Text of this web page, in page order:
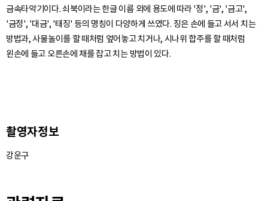
29. 슬 - 이미지
30. 월금 - 이미지
33. 금 - 이미지
34. 슬 - 이미지
35. 월금 - 이미지
금속타악기이다. 쇠북이라는 한글 이름 외에 용도에 따라 '정', '금', '금고',
'금정', '대금', '태징' 등의 명칭이 다양하게 쓰였다. 징은 손에 들고 서서 치는
방법과, 사물놀이를 할 때처럼 엎어놓고 치거나, 시나위 합주를 할 때처럼
촬영자정보
강운구